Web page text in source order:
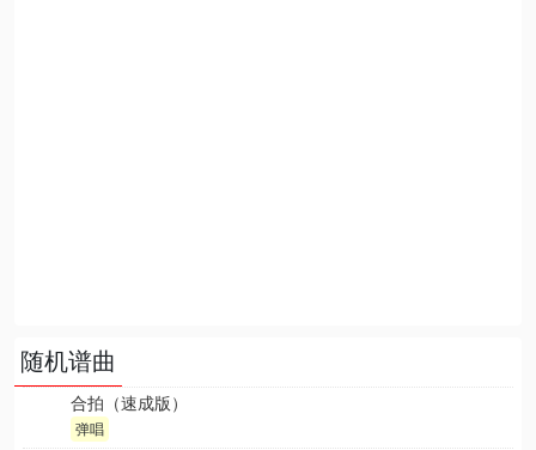
随机谱曲
合拍（速成版）
弹唱